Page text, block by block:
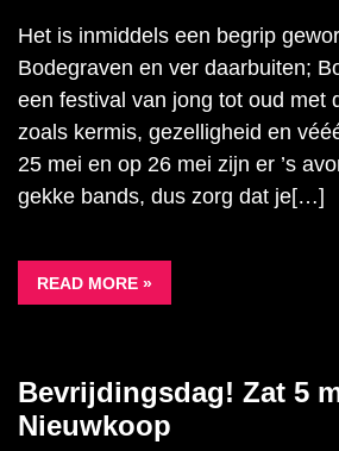
Het is inmiddels een begrip
Bodegraven en ver daarbuiten;
een festival van jong tot oud met
zoals kermis, gezelligheid en
25 mei en op 26 mei zijn er ’s
gekke bands, dus zorg dat je[…]
READ MORE »
Bevrijdingsdag! Zat 5
Nieuwkoop